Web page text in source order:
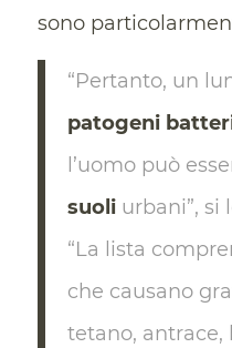
sono
“Pertanto, un
patogeni
l’uomo può
suoliurbani”, si
“La lista
che causano
tetano,